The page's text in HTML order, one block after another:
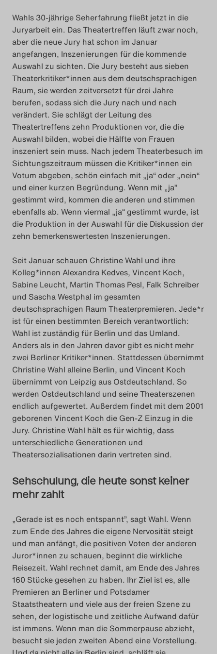
Search
Wahls 30-jährige Seherfahrung fließt jetzt in die
Juryarbeit ein. Das Theatertreffen läuft zwar noch,
aber die neue Jury hat schon im Januar
angefangen, Inszenierungen für die kommende
Auswahl zu sichten. Die Jury besteht aus sieben
Theaterkritiker*innen aus dem deutschsprachigen
Raum, sie werden zeitversetzt für drei Jahre
berufen, sodass sich die Jury nach und nach
verändert. Sie schlägt der Leitung des
Theatertreffens zehn Produktionen vor, die die
Auswahl bilden, wobei die Hälfte von Frauen
inszeniert sein muss. Nach jedem Theaterbesuch im
Sichtungszeitraum müssen die Kritiker*innen ein
Votum abgeben, schön einfach mit „ja“ oder „nein“
und einer kurzen Begründung. Wenn mit „ja”
gestimmt wird, kommen die anderen und stimmen
ebenfalls ab. Wenn viermal „ja“ gestimmt wurde, ist
die Produktion in der Auswahl für die Diskussion der
zehn bemerkenswertesten Inszenierungen.
Seit Januar schauen Christine Wahl und ihre
Kolleg*innen Alexandra Kedves, Vincent Koch,
Sabine Leucht, Martin Thomas Pesl, Falk Schreiber
und Sascha Westphal im gesamten
deutschsprachigen Raum Theaterpremieren. Jede*r
ist für einen bestimmten Bereich verantwortlich:
Wahl ist zuständig für Berlin und das Umland.
Anders als in den Jahren davor gibt es nicht mehr
zwei Berliner Kritiker*innen. Stattdessen übernimmt
Christine Wahl alleine Berlin, und Vincent Koch
übernimmt von Leipzig aus Ostdeutschland. So
werden Ostdeutschland und seine Theaterszenen
endlich aufgewertet. Außerdem findet mit dem 2001
geborenen Vincent Koch die Gen-Z Einzug in die
Jury. Christine Wahl hält es für wichtig, dass
unterschiedliche Generationen und
Theatersozialisationen darin vertreten sind.
Sehschulung, die heute sonst keiner
mehr zahlt
„Gerade ist es noch entspannt”, sagt Wahl. Wenn
zum Ende des Jahres die eigene Nervosität steigt
und man anfängt, die positiven Voten der anderen
Juror*innen zu schauen, beginnt die wirkliche
Reisezeit. Wahl rechnet damit, am Ende des Jahres
160 Stücke gesehen zu haben. Ihr Ziel ist es, alle
Premieren an Berliner und Potsdamer
Staatstheatern und viele aus der freien Szene zu
sehen, der logistische und zeitliche Aufwand dafür
ist immens. Wenn man die Sommerpause abzieht,
besucht sie jeden zweiten Abend eine Vorstellung.